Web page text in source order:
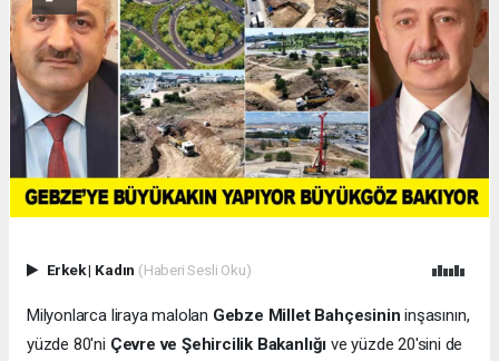
Erkek| Kadın (Haberi Sesli Oku)
Milyonlarca liraya malolan Gebze Millet Bahçesinin inşasının,
yüzde 80'ni Çevre ve Şehircilik Bakanlığı ve yüzde 20'sini de